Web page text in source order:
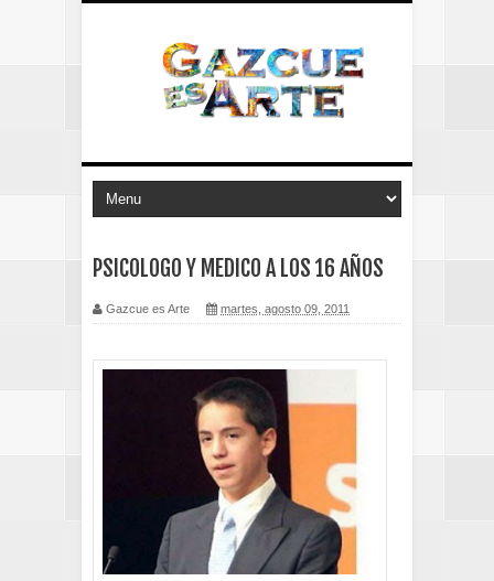
PSICOLOGO Y MEDICO A LOS 16 AÑOS
Gazcue es Arte martes, agosto 09, 2011